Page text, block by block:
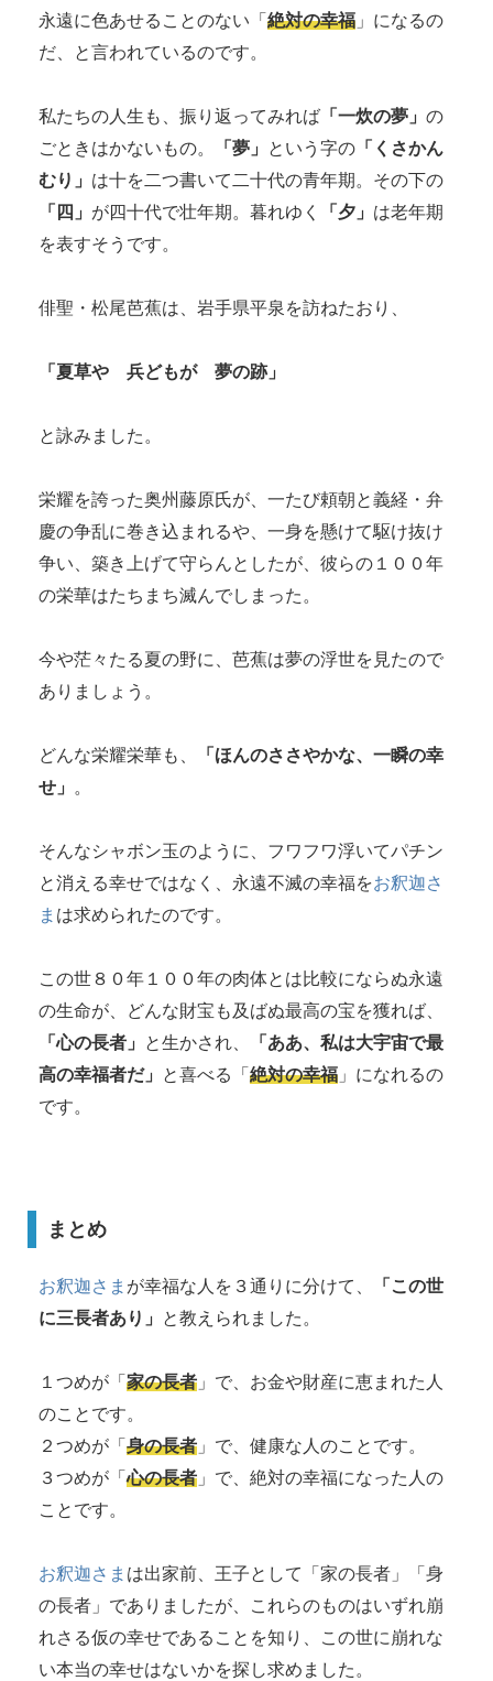
永遠に色あせることのない「 絶対の幸福 」になるの
だ、と言われているのです。
私たちの人生も、振り返ってみれば 「一炊の夢」 の
ごときはかないもの。
「夢」 という字の 「くさかん
むり」 は十を二つ書いて二十代の青年期。その下の
「四」 が四十代で壮年期。暮れゆく 「夕」 は老年期
を表すそうです。
俳聖・松尾芭蕉は、岩手県平泉を訪ねたおり、
「夏草や 兵どもが 夢の跡」
と詠みました。
栄耀を誇った奥州藤原氏が、一たび頼朝と義経・弁
慶の争乱に巻き込まれるや、一身を懸けて駆け抜け
争い、築き上げて守らんとしたが、彼らの１００年
の栄華はたちまち滅んでしまった。
今や茫々たる夏の野に、芭蕉は夢の浮世を見たので
ありましょう。
どんな栄耀栄華も、
「ほんのささやかな、一瞬の幸
せ」 。
そんなシャボン玉のように、フワフワ浮いてパチン
と消える幸せではなく、永遠不滅の幸福をお釈迦さ
ま は求められたのです。
この世８０年１００年の肉体とは比較にならぬ永遠
の生命が、どんな財宝も及ばぬ最高の宝を獲れば、
「心の長者」
と生かされ、
「ああ、私は大宇宙で最
高の幸福者だ」
と喜べる「 絶対の幸福 」になれるの
です。
まとめ
お釈迦さま が幸福な人を３通りに分けて、
「この世
に三長者あり」
と教えられました。
１つめが「 家の長者 」で、お金や財産に恵まれた人
のことです。
２つめが「 身の長者 」で、健康な人のことです。
３つめが「心の長者 」で、絶対の幸福になった人の
ことです。
お釈迦さま は出家前、王子として「家の長者」「身
の長者」でありましたが、これらのものはいずれ崩
れさる仮の幸せであることを知り、この世に崩れな
い本当の幸せはないかを探し求めました。